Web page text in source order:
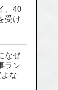
、40
受け
なぜ
ラン
な